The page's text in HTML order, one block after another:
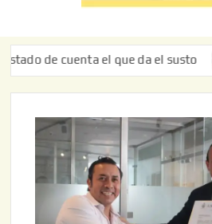
de cuenta el que da el susto